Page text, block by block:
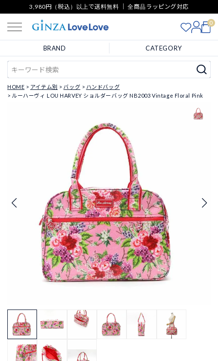
3,980円（税込）以上で送料無料 ｜ 全商品ラッピング対応
0
BRAND CATEGORY
HOME アイテム別 バッグ
ハンドバッグ
ルーハーヴィ LOU HARVEY ショルダーバッグ NB2003 Vintage Floral Pink